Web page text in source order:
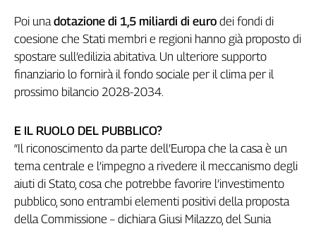
Poi unadotazione di 1,5 miliardi di euro dei fondi di
coesione che Stati membri e regioni hanno già proposto di
spostare sull’edilizia abitativa. Un ulteriore supporto
finanziario lo fornirà il fondo sociale per il clima per il
prossimo bilancio 2028-2034.
E IL RUOLO DEL PUBBLICO?
“Il riconoscimento da parte dell’Europa che la casa è un
tema centrale e l’impegno a rivedere il meccanismo degli
aiuti di Stato, cosa che potrebbe favorire l’investimento
pubblico, sono entrambi elementi positivi della proposta
della Commissione – dichiara Giusi Milazzo, del Sunia